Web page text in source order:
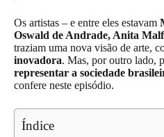
Os artistas – e entre eles estavam
Oswald de Andrade, Anita
traziam uma nova visão de arte,
inovadora. Mas, por outro lado,
representar a sociedade
confere neste episódio.
Índice